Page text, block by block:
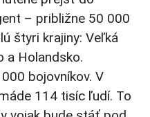
– približne 50 000
štyri krajiny: Veľká
a Holandsko.
bojovníkov. V
114 tisíc ľudí. To